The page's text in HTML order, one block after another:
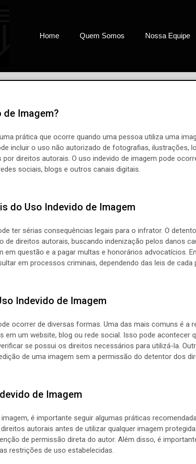
Home Quem Somos Nossa Equipe
de Imagem?
prática que ocorre quando uma pessoa utiliza uma
incluir o uso não autorizado de fotografias, ilustrações,
direitos autorais. O uso indevido de imagem pode
sociais, blogs e outros canais digitais.
do Uso Indevido de Imagem
ter sérias consequências legais para o infrator. O
de direitos autorais, buscando indenização pelos danos
em questão e a pagar multas e honorários advocatícios.
em processos criminais, dependendo das leis de cada
Indevido de Imagem
ocorrer de diversas formas. Uma das mais comuns é a
em um website, blog ou rede social. Isso pode acontecer
se possui os direitos necessários para utilizá-la.
de uma imagem sem a permissão do detentor dos
de Imagem
é importante seguir algumas práticas
autorais antes de utilizar qualquer imagem
de permissão direta do autor. Além disso, é
restrições de uso estabelecidas.